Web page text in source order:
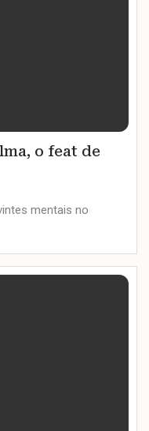
o feat de
mentais no